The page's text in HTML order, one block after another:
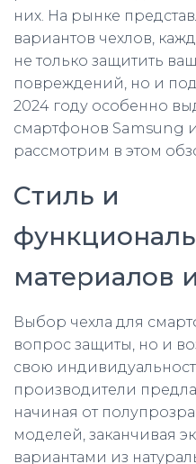
них. На рынке
вариантов чехлов,
не только защитить
повреждений, но и
2024 году особенно
смартфонов Samsung
рассмотрим в этом
Стиль и
материалов
Выбор чехла для
вопрос защиты, но и
свою
производители
начиная от
моделей, заканчивая
вариантами из